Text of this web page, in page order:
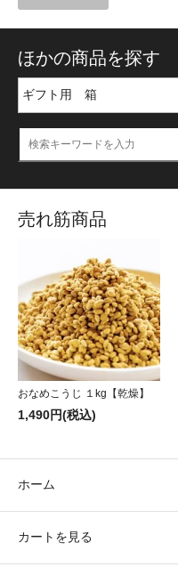
ほかの商品を探す
売れ筋商品
おなめこうじ １kg【乾燥】
1,490円(税込)
ホーム
カートを見る